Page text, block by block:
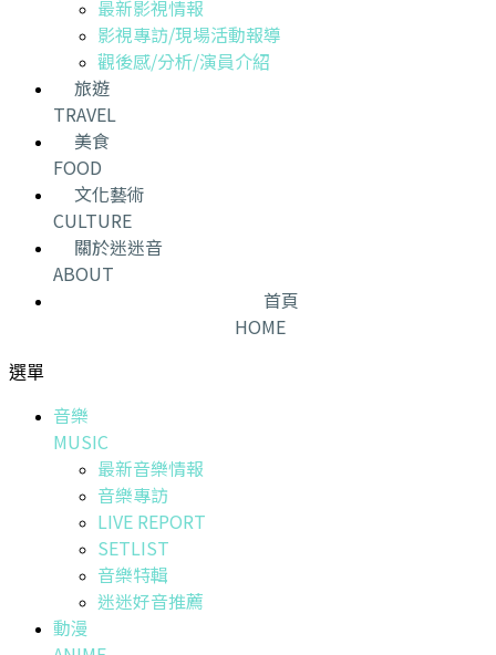
最新影視情報
影視專訪/現場活動報導
觀後感/分析/演員介紹
旅遊
TRAVEL
美食
FOOD
文化藝術
CULTURE
關於迷迷音
ABOUT
首頁
HOME
選單
音樂
MUSIC
最新音樂情報
音樂專訪
LIVE REPORT
SETLIST
音樂特輯
迷迷好音推薦
動漫